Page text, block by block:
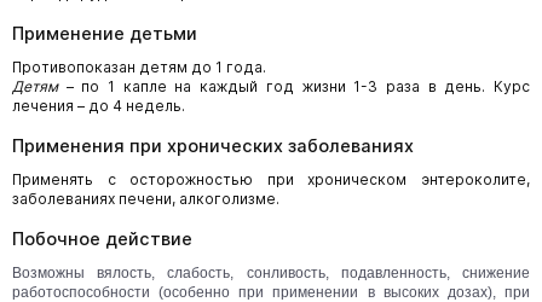
Применение детьми
Противопоказан детям до 1 года.
Детям– по 1 капле на каждый год жизни 1-3 раза в день. Курс
лечения – до 4 недель.
Применения при хронических заболеваниях
Применять с осторожностью при хроническом энтероколите,
заболеваниях печени, алкоголизме.
Побочное действие
Возможны вялость, слабость, сонливость, подавленность, снижение
работоспособности (особенно при применении в высоких дозах), при